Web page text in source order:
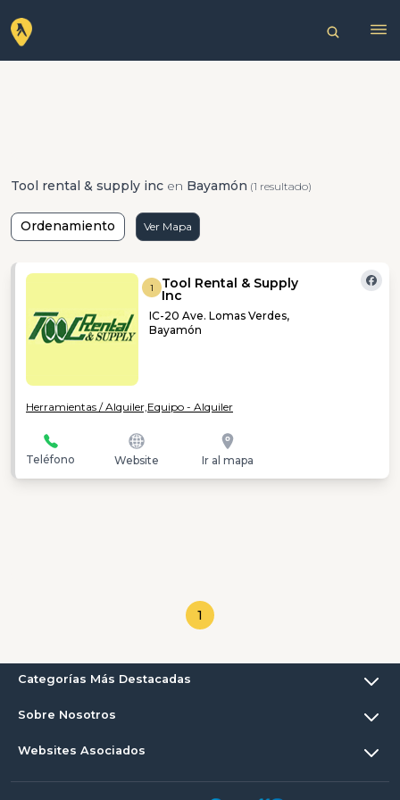
Tool rental & supply inc en Bayamón (1 resultado)
Ordenamiento Ver Mapa
1 Tool Rental & Supply
Inc
IC-20 Ave. Lomas Verdes,
Bayamón
Herramientas / Alquiler,Equipo - Alquiler
Teléfono Website Ir al mapa
1
Categorías Más Destacadas
Sobre Nosotros
Websites Asociados